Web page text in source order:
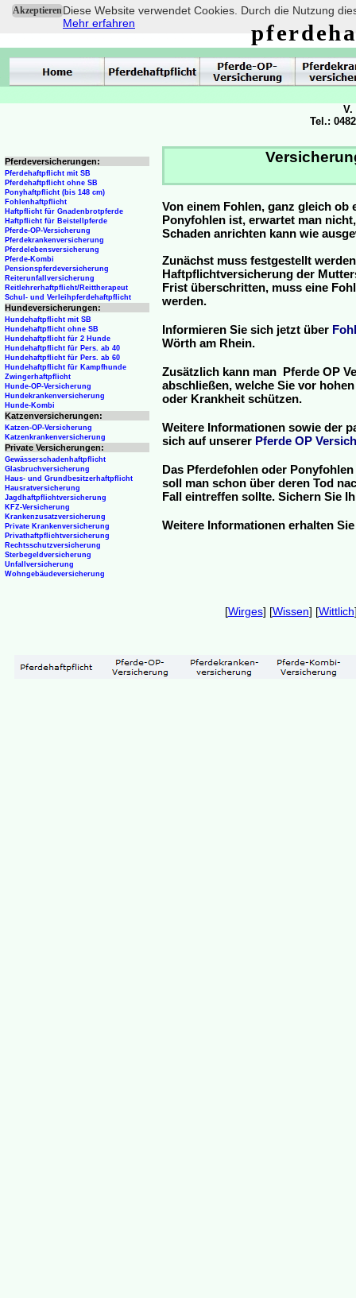
AkzeptierenDiese Website verwendet Cookies. Durch die Nutzung
Mehr erfahren
Von einem Fohlen, ganz gleich ob
Ponyfohlen ist, erwartet man
Schaden anrichten kann wie
Zunächst muss festgestellt
Haftpflichtversicherung der
Frist überschritten, muss eine
werden.
Informieren Sie sich jetzt über
Wörth am Rhein.
Zusätzlich kann man Pferde OP
abschließen, welche Sie vor
oder Krankheit schützen.
Weitere Informationen sowie der
sich auf unserer Pferde OP
Das Pferdefohlen oder
soll man schon über deren Tod
Fall eintreffen sollte. Sichern Sie
Weitere Informationen erhalten
Pferdeversicherungen:
Pferdehaftpflicht mit SB
Pferdehaftpflicht ohne SB
Ponyhaftpflicht (bis 148 cm)
Fohlenhaftpflicht
Haftpflicht für Gnadenbrotpferde
Haftpflicht für Beistellpferde
Pferde-OP-Versicherung
Pferdekrankenversicherung
Pferdelebensversicherung
Pferde-Kombi
Pensionspferdeversicherung
Reiterunfallversicherung
Reitlehrerhaftpflicht/Reittherapeut
Schul- und Verleihpferdehaftpflicht
Hundeversicherungen:
Hundehaftpflicht mit SB
Hundehaftpflicht ohne SB
Hundehaftpflicht für 2 Hunde
Hundehaftpflicht für Pers. ab 40
Hundehaftpflicht für Pers. ab 60
Hundehaftpflicht für Kampfhunde
Zwingerhaftpflicht
Hunde-OP-Versicherung
Hundekrankenversicherung
Hunde-Kombi
Katzenversicherungen:
Katzen-OP-Versicherung
Katzenkrankenversicherung
Private Versicherungen:
Gewässerschadenhaftpflicht
Glasbruchversicherung
Haus- und Grundbesitzerhaftpflicht
Hausratversicherung
Jagdhaftpflichtversicherung
KFZ-Versicherung
Krankenzusatzversicherung
Private Krankenversicherung
Privathaftpflichtversicherung
Rechtsschutzversicherung
Sterbegeldversicherung
Unfallversicherung
Wohngebäudeversicherung
V.
Tel.:
[Wirges] [Wissen] [Wittlich